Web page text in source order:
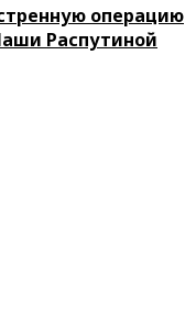
операцию
Распутиной